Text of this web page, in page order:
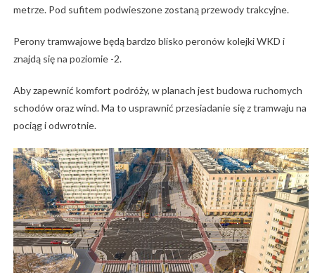
metrze. Pod sufitem podwieszone zostaną przewody trakcyjne.
Perony tramwajowe będą bardzo blisko peronów kolejki WKD i
znajdą się na poziomie -2.
Aby zapewnić komfort podróży, w planach jest budowa ruchomych
schodów oraz wind. Ma to usprawnić przesiadanie się z tramwaju na
pociąg i odwrotnie.